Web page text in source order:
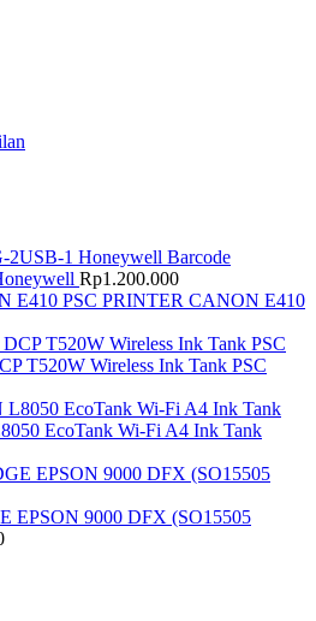
Barcode
Rp1.200.000
PRINTER CANON E410
T520W Wireless Ink Tank PSC
EcoTank Wi-Fi A4 Ink Tank
EPSON 9000 DFX (SO15505